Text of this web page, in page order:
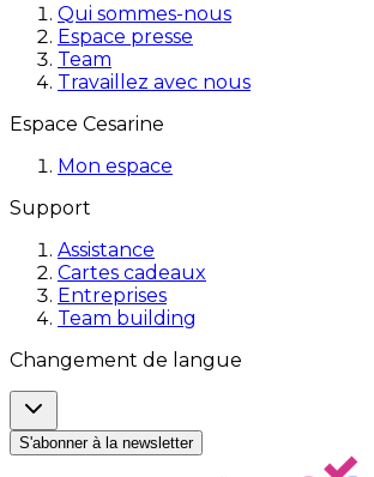
Qui sommes-nous
Espace presse
Team
Travaillez avec nous
Espace Cesarine
Mon espace
Support
Assistance
Cartes cadeaux
Entreprises
Team building
Changement de langue
S'abonner à la newsletter